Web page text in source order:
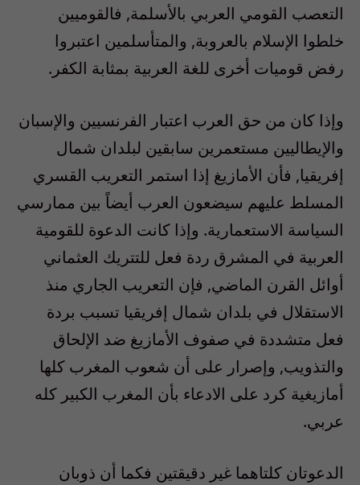
التعصب القومي العربي بالأسلمة, فالقوميين
خلطوا الإسلام بالعروبة, والمتأسلمين اعتبروا
رفض قوميات أخرى للغة العربية بمثابة الكفر.
وإذا كان من حق العرب اعتبار الفرنسيين والإسبان
والإيطاليين مستعمرين سابقين لبلدان شمال
إفريقيا, فأن الأمازيغ إذا استمر التعريب القسري
المسلط عليهم سيضعون العرب أيضاً بين ممارسي
السياسة الاستعمارية. وإذا كانت الدعوة للقومية
العربية في المشرق ردة فعل للتتريك العثماني
أوائل القرن الماضي, فإن التعريب الجاري منذ
الاستقلال في بلدان شمال إفريقيا تسبب بردة
فعل متشددة في صفوف الأمازيغ ضد الإلحاق
والتذويب, وإصرار على أن شعوب المغرب كلها
أمازيغية كرد على الادعاء بأن المغرب الكبير كله
عربي.
الدعوتان كلتاهما غير دقيقتين فكما أن ذوبان